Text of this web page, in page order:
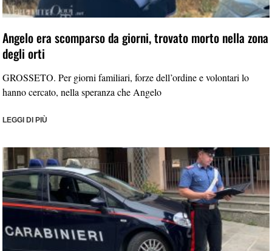
Angelo era scomparso da giorni, trovato morto nella zona
degli orti
GROSSETO. Per giorni familiari, forze dell’ordine e volontari lo
hanno cercato, nella speranza che Angelo
LEGGI DI PIÙ